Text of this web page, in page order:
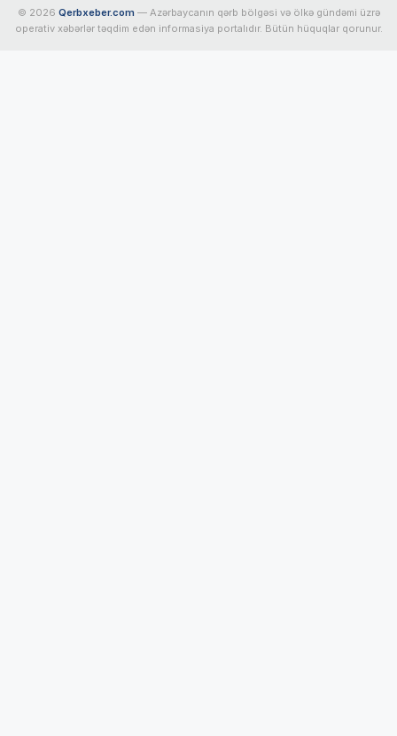
© 2026 Qerbxeber.com — Azərbaycanın qərb bölgəsi və ölkə gündəmi üzrə
operativ xəbərlər təqdim edən informasiya portalıdır. Bütün hüquqlar qorunur.